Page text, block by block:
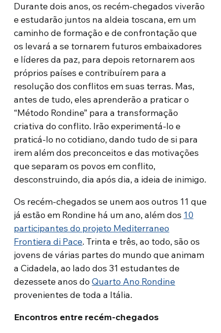
Durante dois anos, os recém-chegados viverão
e estudarão juntos na aldeia toscana, em um
caminho de formação e de confrontação que
os levará a se tornarem futuros embaixadores
e líderes da paz, para depois retornarem aos
próprios países e contribuírem para a
resolução dos conflitos em suas terras. Mas,
antes de tudo, eles aprenderão a praticar o
“Método Rondine” para a transformação
criativa do conflito. Irão experimentá-lo e
praticá-lo no cotidiano, dando tudo de si para
irem além dos preconceitos e das motivações
que separam os povos em conflito,
desconstruindo, dia após dia, a ideia de inimigo.
Os recém-chegados se unem aos outros 11 que
já estão em Rondine há um ano, além dos 10
participantes do projeto Mediterraneo
Frontiera di Pace. Trinta e três, ao todo, são os
jovens de várias partes do mundo que animam
a Cidadela, ao lado dos 31 estudantes de
dezessete anos doQuarto Ano Rondine
provenientes de toda a Itália.
Encontros entre recém-chegados